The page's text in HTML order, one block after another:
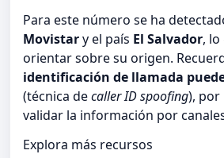
Para este número se ha
Movistary el país El Salvador,
orientar sobre su origen.
identificación de llamada
(técnica decaller ID spoofing), por
validar la información por
Explora más recursos